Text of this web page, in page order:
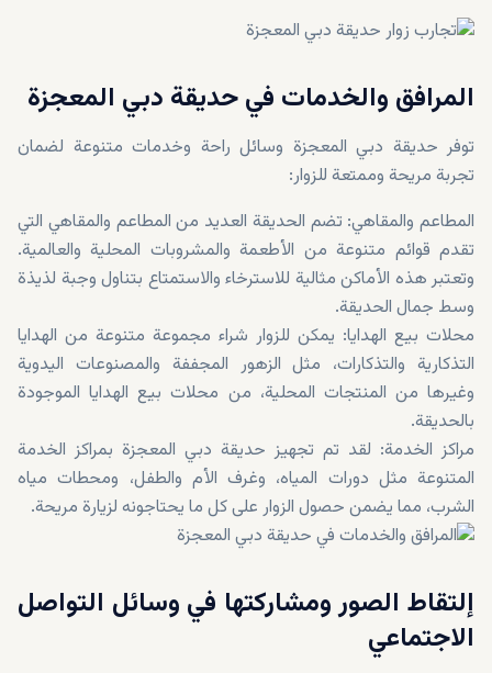
المرافق والخدمات في حديقة دبي المعجزة
توفر حديقة دبي المعجزة وسائل راحة وخدمات متنوعة لضمان
تجربة مريحة وممتعة للزوار:
المطاعم والمقاهي: تضم الحديقة العديد من المطاعم والمقاهي التي
تقدم قوائم متنوعة من الأطعمة والمشروبات المحلية والعالمية.
وتعتبر هذه الأماكن مثالية للاسترخاء والاستمتاع بتناول وجبة لذيذة
وسط جمال الحديقة.
محلات بيع الهدايا: يمكن للزوار شراء مجموعة متنوعة من الهدايا
التذكارية والتذكارات، مثل الزهور المجففة والمصنوعات اليدوية
وغيرها من المنتجات المحلية، من محلات بيع الهدايا الموجودة
بالحديقة.
مراكز الخدمة: لقد تم تجهيز حديقة دبي المعجزة بمراكز الخدمة
المتنوعة مثل دورات المياه، وغرف الأم والطفل، ومحطات مياه
الشرب، مما يضمن حصول الزوار على كل ما يحتاجونه لزيارة مريحة.
إلتقاط الصور ومشاركتها في وسائل التواصل
الاجتماعي